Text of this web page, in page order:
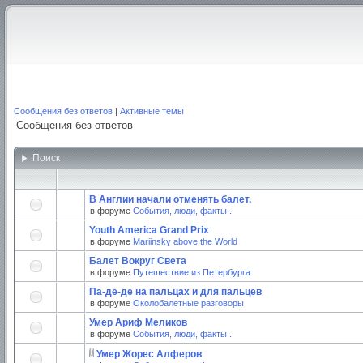
Сообщения без ответов | Активные темы
Сообщения без ответов
Поиск
В Англии начали отменять балет.
в форуме События, люди, факты...
Youth America Grand Prix
в форуме Mariinsky above the World
Балет Вокруг Света
в форуме Путешествие из Петербурга
Па-де-де на пальцах и для пальцев
в форуме Околобалетные разговоры
Умер Ариф Меликов
в форуме События, люди, факты...
Умер Жорес Алферов